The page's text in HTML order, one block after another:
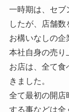
一時期は、セブ
したが、店舗
お構いなしの企
本社自身の売り
お店は、全て食
きました。
全て最初の開店
する事などは全